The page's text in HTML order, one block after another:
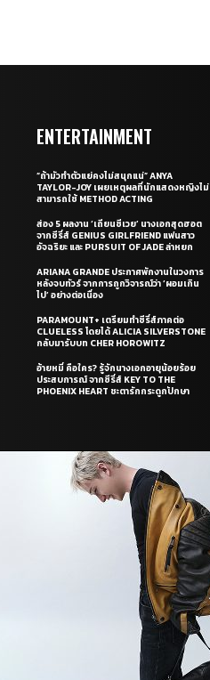
ENTERTAINMENT
“ถ้ามัวทำตัวแย่คงไม่สนุกแน่” ANYA
TAYLOR-JOY เผยเหตุผลที่นักแสดงหญิงไม่
สามารถใช้ METHOD ACTING
ส่อง 5 ผลงาน ‘เถียนซีเวย’ นางเอกสุดฮอต
จากซีรี่ส์ GENIUS GIRLFRIEND แฟนสาว
อัจฉริยะ และ PURSUIT OF JADE ล่าหยก
ARIANA GRANDE ประกาศพักงานในวงการ
หลังจบทัวร์ จากการถูกวิจารณ์ว่า ‘ผอมเกิน
ไป’ อย่างต่อเนื่อง
PARAMOUNT+ เตรียมทำซีรี่ส์ภาคต่อ
CLUELESS โดยได้ ALICIA SILVERSTONE
กลับมารับบท CHER HOROWITZ
อ้ายหมี่ คือใคร? รู้จักนางเอกอายุน้อยร้อย
ประสบการณ์ จากซีรี่ส์ KEY TO THE
PHOENIX HEART ชะตารักกระดูกปักษา